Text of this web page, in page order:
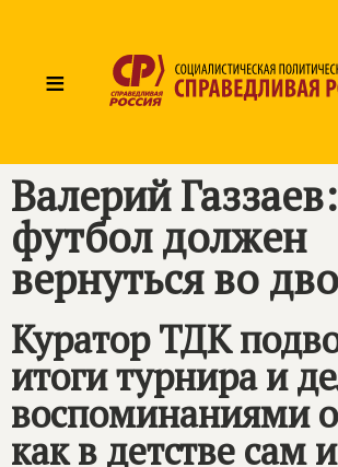
≡
Валерий Газзаев:
футбол должен
вернуться во
Куратор ТДК
итоги турнира и
воспоминаниями
как в детстве сам